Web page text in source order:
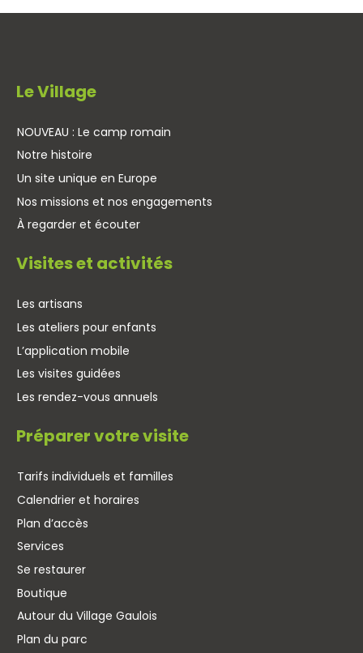
Le Village
NOUVEAU : Le camp romain
Notre histoire
Un site unique en Europe
Nos missions et nos engagements
À regarder et écouter
Visites et activités
Les artisans
Les ateliers pour enfants
L’application mobile
Les visites guidées
Les rendez-vous annuels
Préparer votre visite
Tarifs individuels et familles
Calendrier et horaires
Plan d’accès
Services
Se restaurer
Boutique
Autour du Village Gaulois
Plan du parc